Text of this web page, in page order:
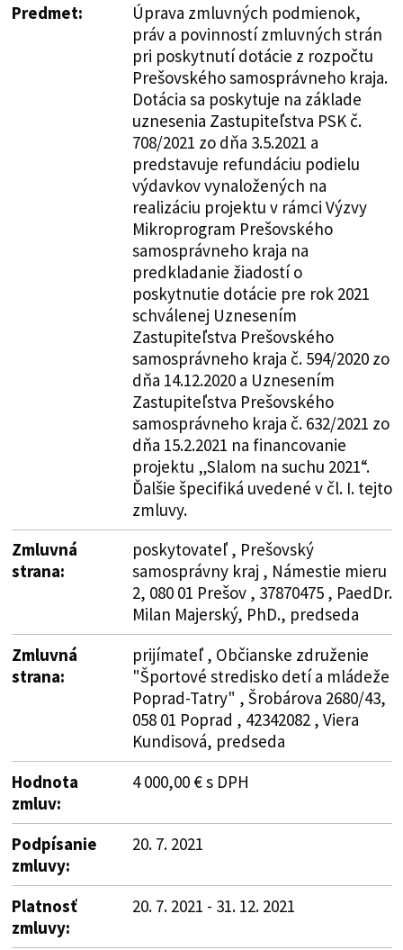
Predmet:
Úprava zmluvných podmienok,
práv a povinností zmluvných strán
pri poskytnutí dotácie z rozpočtu
Prešovského samosprávneho kraja.
Dotácia sa poskytuje na základe
uznesenia Zastupiteľstva PSK č.
708/2021 zo dňa 3.5.2021 a
predstavuje refundáciu podielu
výdavkov vynaložených na
realizáciu projektu v rámci Výzvy
Mikroprogram Prešovského
samosprávneho kraja na
predkladanie žiadostí o
poskytnutie dotácie pre rok 2021
schválenej Uznesením
Zastupiteľstva Prešovského
samosprávneho kraja č. 594/2020 zo
dňa 14.12.2020 a Uznesením
Zastupiteľstva Prešovského
samosprávneho kraja č. 632/2021 zo
dňa 15.2.2021 na financovanie
projektu „Slalom na suchu 2021“.
Ďalšie špecifiká uvedené v čl. I. tejto
zmluvy.
Zmluvná
strana:
poskytovateľ , Prešovský
samosprávny kraj , Námestie mieru
2, 080 01 Prešov , 37870475 , PaedDr.
Milan Majerský, PhD., predseda
Zmluvná
strana:
prijímateľ , Občianske združenie
"Športové stredisko detí a mládeže
Poprad-Tatry" , Šrobárova 2680/43,
058 01 Poprad , 42342082 , Viera
Kundisová, predseda
Hodnota
zmluv:
4 000,00 € s DPH
Podpísanie
zmluvy:
20. 7. 2021
Platnosť
zmluvy:
20. 7. 2021 - 31. 12. 2021